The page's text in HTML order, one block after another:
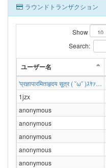
ラウンドトランザクション
Show
Search:
ユーザー名
'प्रज्ञापारमिताहृदय सूत्र ( ˘ω˘ )ｽﾔｧ…
1jzx
anonymous
anonymous
anonymous
anonymous
anonymous